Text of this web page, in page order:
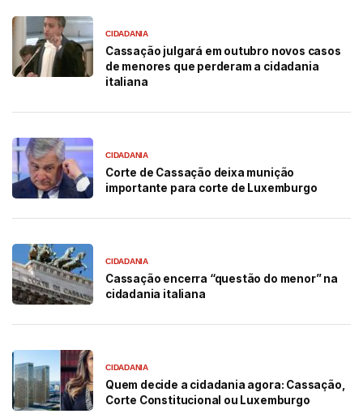
CIDADANIA
Cassação julgará em outubro novos casos
de menores que perderam a cidadania
italiana
CIDADANIA
Corte de Cassação deixa munição
importante para corte de Luxemburgo
CIDADANIA
Cassação encerra “questão do menor” na
cidadania italiana
CIDADANIA
Quem decide a cidadania agora: Cassação,
Corte Constitucional ou Luxemburgo